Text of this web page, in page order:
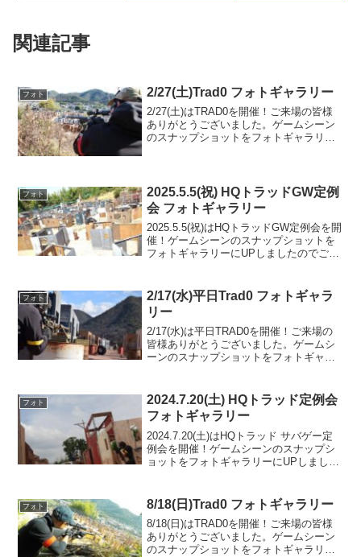
関連記事
フォト 2/27(土)Trad0 フォトギャラリー
2/27(土)はTRAD0を開催！ご来場の皆様
ありがとうございました。ゲームシーン
のスナップショットをフォトギャラリー
力ルール...
フォト
2025.5.5(祝) HQトラッドGW定例
会 フォトギャラリー
2025.5.5(祝)はHQトラッドGW定例会を開
催！ゲームシーンのスナップショットを
フォトギャラリーにUPしましたのでご覧
Photo)
フォト
2/17(水)平日Trad0 フォトギャラ
リー
2/17(水)は平日TRAD0を開催！ご来場の
皆様ありがとうございました。ゲームシ
ーンのスナップショットをフォトギャラ
日は慣れた方が多かったこともあり、全
戦アレンジゲ...
フォト
2024.7.20(土) HQトラッド定例会
フォトギャラリー
2024.7.20(土)はHQトラッド サバゲー定
例会を開催！ゲームシーンのスナップシ
ョットをフォトギャラリーにUPしました
トアルバムをみる(Google P...
フォト 8/18(日)Trad0 フォトギャラリー
8/18(日)はTRAD0を開催！ご来場の皆様
ありがとうございました。ゲームシーン
のスナップショットをフォトギャラリー